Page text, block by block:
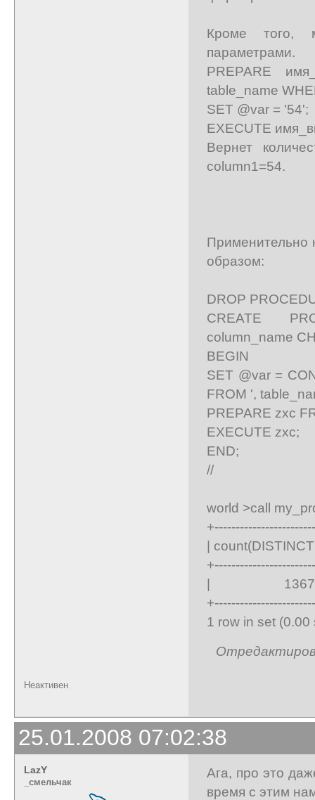
Кроме того,
параметрами.
PREPARE
table_name
SET @var = '54';
EXECUTE
Вернет
column1=54.
Применительно
образом:
DROP
CREATE
column_name
BEGIN
SET @var =
FROM ',
PREPARE zxc
EXECUTE zxc;
END;
//
world >call
|
| 1367
1 row in set (0.00
Неактивен
25.01.2008 07:02:38
LazY
_cмельчак
Ага, про это
время с этим